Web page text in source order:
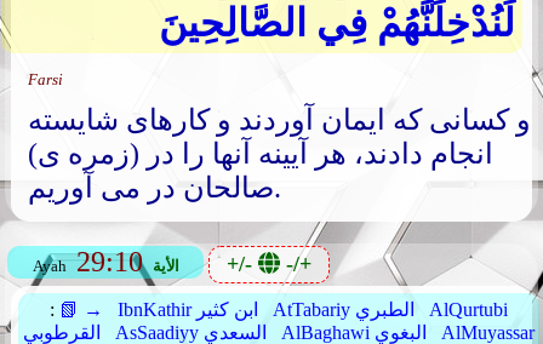
لَنُدْخِلَنَّهُمْ فِي الصَّالِحِينَ
Farsi
و کسانی که ایمان آوردند و کارهای شایسته
انجام دادند، هر آیینه آنها را در (زمره ی)
صالحان در می آوریم.
Ayah 29:10 الأية +/- -/+
: 📗 → IbnKathir ابن كثير AtTabariy الطبري
AlQurtubi
القرطوبي
AsSaadiyy السعدي AlBaghawi البغوي
AlMuyassar